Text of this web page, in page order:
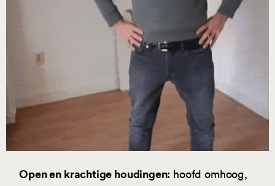
Open en krachtige houdingen: hoofd omhoog,